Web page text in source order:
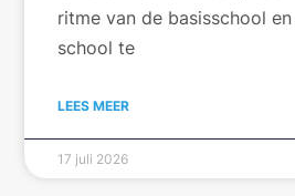
ritme van de basisschool
school te
LEES MEER
17 juli 2026